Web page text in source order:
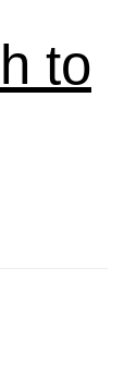
to